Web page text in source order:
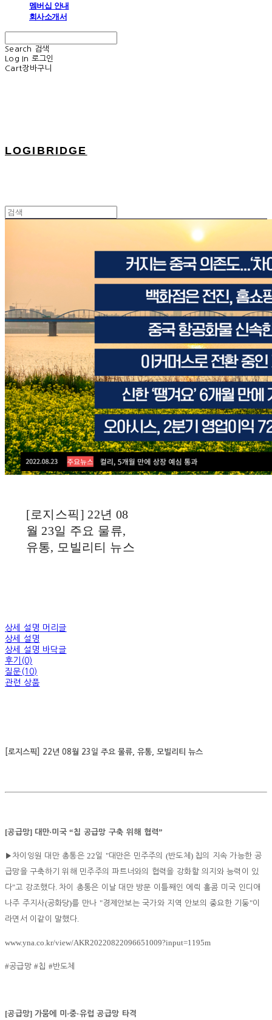
멤버십 안내
회사소개서
Search
검색
Log In 로그인
Cart장바구니
LOGIBRIDGE
[로지스픽] 22년 08
월 23일 주요 물류,
유통, 모빌리티 뉴스
상세 설명 머리글
상세 설명
상세 설명 바닥글
후기(0)
질문(10)
관련 상품
[로지스픽] 22년 08월 23일 주요 물류, 유통, 모빌리티 뉴스
[공급망] 대만·미국“칩 공급망 구축 위해 협력”
▶ 차이잉원 대만 총통은22일 "대만은 민주주의 (반도체 ) 칩의 지속 가능한 공
급망을 구축하기 위해 민주주의 파트너와의 협력을 강화할 의지와 능력이 있
다"고 강조했다. 차이 총통은 이날 대만 방문 이틀째인 에릭 홀콤 미국 인디애
나주 주지사(공화당)를 만나 "경제안보는 국가와 지역 안보의 중요한 기둥"이
라면서 이같이 말했다.
www.yna.co.kr/view/AKR20220822096651009?input=1195m
#공급망#칩 #반도체
[공급망] 가뭄에 미 ·중·유럽 공급망 타격